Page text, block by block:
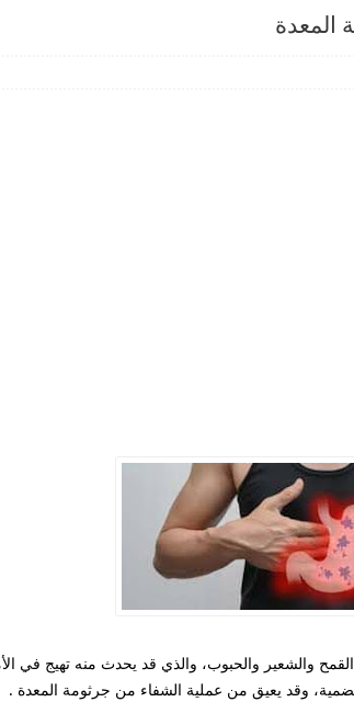
المعدة
والشعير والحبوب، والذي قد يحدث منه تهيج في
وقد يعيق من عملية الشفاء من جرثومة المعدة .